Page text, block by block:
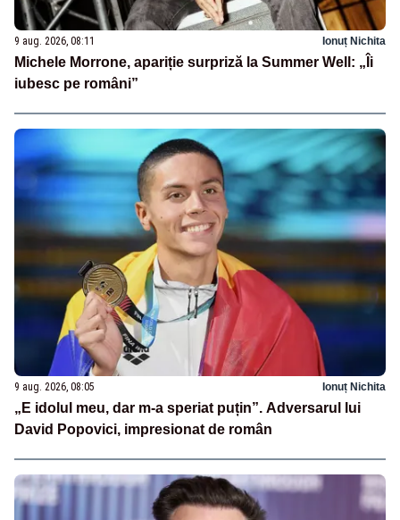
9 aug. 2026, 08:11 Ionuț Nichita
Michele Morrone, apariție surpriză la Summer Well: „Îi
iubesc pe români”
9 aug. 2026, 08:05 Ionuț Nichita
„E idolul meu, dar m-a speriat puțin”. Adversarul lui
David Popovici, impresionat de român